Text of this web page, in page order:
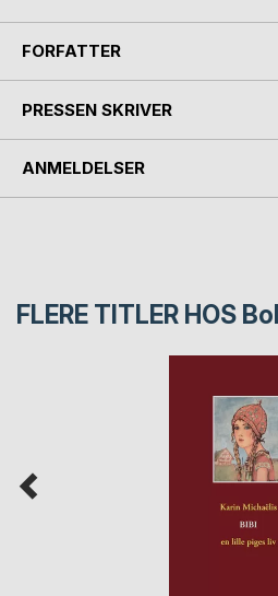
FORFATTER
PRESSEN SKRIVER
ANMELDELSER
FLERE TITLER HOS